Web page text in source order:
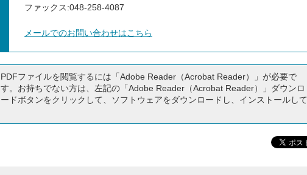
ファックス:048-258-4087
メールでのお問い合わせはこちら
PDFファイルを閲覧するには「Adobe Reader（Acrobat Reader）」が必要で
す。お持ちでない方は、左記の「Adobe Reader（Acrobat Reader）」ダウンロ
ードボタンをクリックして、ソフトウェアをダウンロードし、インストールして